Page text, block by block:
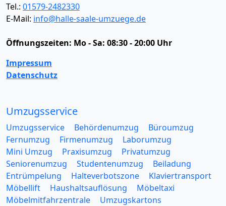
Tel.: 01579-2482330
E-Mail: info@halle-saale-umzuege.de
Öffnungszeiten: Mo - Sa: 08:30 - 20:00 Uhr
Impressum
Datenschutz
Umzugsservice
Umzugsservice Behördenumzug
Büroumzug
Fernumzug
Firmenumzug
Laborumzug
Mini Umzug
Praxisumzug
Privatumzug
Seniorenumzug
Studentenumzug
Beiladung
Entrümpelung
Halteverbotszone
Klaviertransport
Möbellift
Haushaltsauflösung
Möbeltaxi
Möbelmitfahrzentrale
Umzugskartons